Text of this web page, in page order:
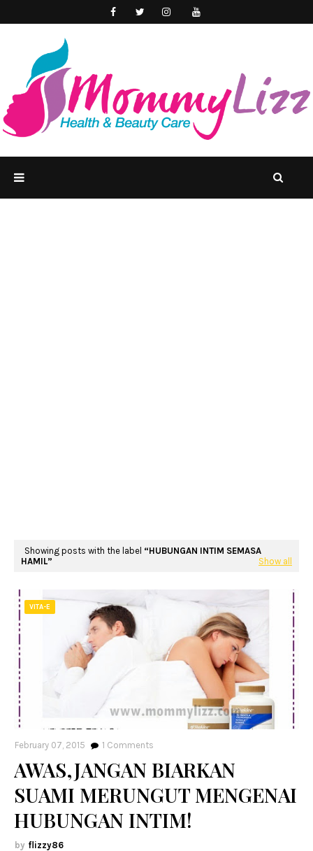
Showing posts with the label
HUBUNGAN INTIM SEMASA
HAMIL
Show all
VITA-E
February 07, 2015 1 Comments
AWAS,JANGAN BIARKAN
SUAMI MERUNGUT MENGENAI
HUBUNGAN INTIM!
flizzy86